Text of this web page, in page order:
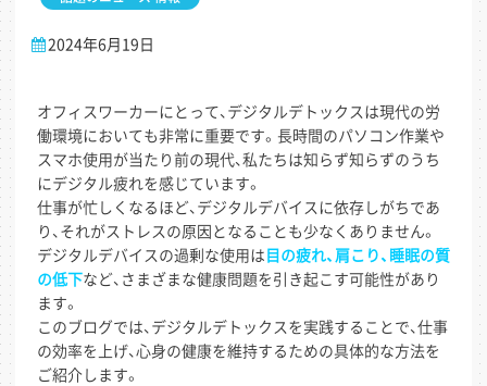
2024年6月19日
オフィスワーカーにとって、デジタルデトックスは現代の労
働環境においても非常に重要です。長時間のパソコン作業や
スマホ使用が当たり前の現代、私たちは知らず知らずのうち
にデジタル疲れを感じています。
仕事が忙しくなるほど、デジタルデバイスに依存しがちであ
り、それがストレスの原因となることも少なくありません。
デジタルデバイスの過剰な使用は目の疲れ、肩こり、睡眠の質
の低下など、さまざまな健康問題を引き起こす可能性があり
ます。
このブログでは、デジタルデトックスを実践することで、仕事
の効率を上げ、心身の健康を維持するための具体的な方法を
ご紹介します。